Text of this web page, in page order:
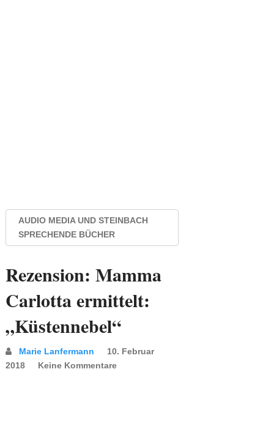
AUDIO MEDIA UND STEINBACH
SPRECHENDE BÜCHER
Rezension: Mamma
Carlotta ermittelt:
„Küstennebel“
Marie Lanfermann
10. Februar
2018
Keine Kommentare